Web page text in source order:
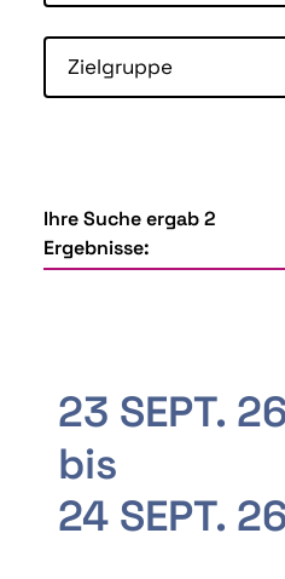
Zielgruppe
Ihre Suche ergab 2
Ergebnisse:
23 SEPT. 26
bis
24 SEPT. 26